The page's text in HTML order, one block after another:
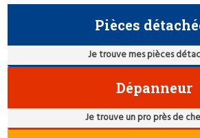
Pièces
Je trouve mes pièces
Dépanneur
Je trouve un pro près de